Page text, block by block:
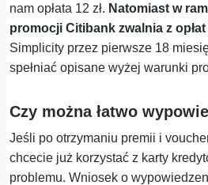
nam opłata 12 zł. Natomiast w
promocji Citibank zwalnia z
Simplicity przez pierwsze 18
spełniać opisane wyżej warunki
Czy można łatwo
Jeśli po otrzymaniu premii i
chcecie już korzystać z karty
problemu. Wniosek o